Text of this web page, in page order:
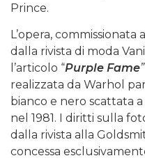
Prince.
L’opera,
dalla rivista di moda
l’articolo “Purple Fame”
realizzata da Warhol
bianco e nero scattata
nel 1981. I diritti sulla
dalla rivista alla
concessa